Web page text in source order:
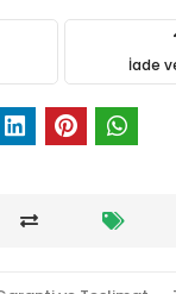
İade